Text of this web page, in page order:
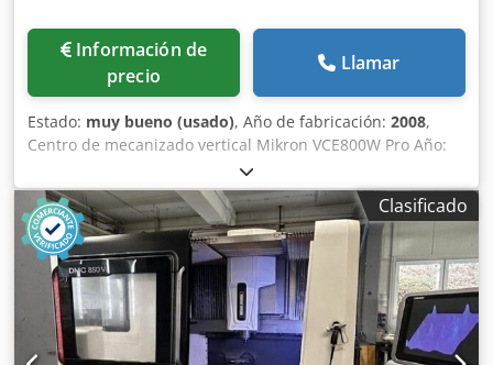
Información de
precio
Llamar
Estado: muy bueno (usado), Año de fabricación: 2008,
Centro de mecanizado vertical Mikron VCE800W Pro Año:
2008 Detalles técnicos: Dcsdpfozqzxyex Afmjk Recorridos
de trabajo: 860 x 560 x 600 mm Tamaño de la mesa: 1000 x
560 mm Cono del husillo: SK40 Velocidades del husillo:
máx. 10.000 rpm Cambiador de herramientas: 24
posiciones Accesorios/opciones: - Control HEIDENHAIN
iTNC-530 - Refrigeración a través del husillo -
Transportador de virutas en espiral - Diversos accesorios
Horas de funcionamiento muy bajas. En funcionamiento
en nuestro almacén.
Clasificado